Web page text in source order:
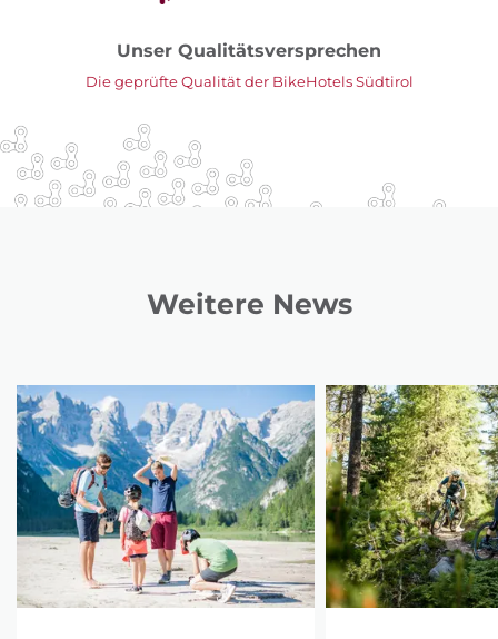
Unser Qualitätsversprechen
Die geprüfte Qualität der BikeHotels Südtirol
Weitere News